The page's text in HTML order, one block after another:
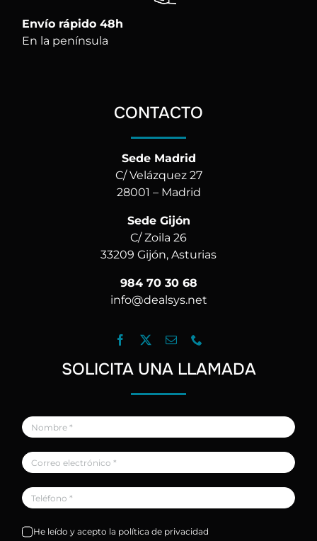
Envío rápido 48h
En la península
CONTACTO
Sede Madrid
C/ Velázquez 27
28001 – Madrid
Sede Gijón
C/ Zoila 26
33209 Gijón, Asturias
984 70 30 68
info@dealsys.net
SOLICITA UNA LLAMADA
He leído y acepto la política de privacidad